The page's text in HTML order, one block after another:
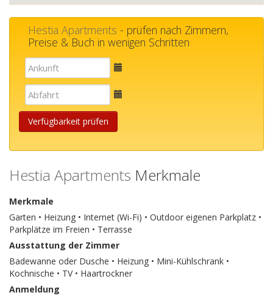
Hestia Apartments - prüfen nach Zimmern,
Preise & Buch in wenigen Schritten
E-
mail
E-
mail
Verfügbarkeit prüfen
Hestia Apartments Merkmale
Merkmale
Garten • Heizung • Internet (Wi-Fi) • Outdoor eigenen Parkplatz •
Parkplätze im Freien • Terrasse
Ausstattung der Zimmer
Badewanne oder Dusche • Heizung • Mini-Kühlschrank •
Kochnische • TV • Haartrockner
Anmeldung